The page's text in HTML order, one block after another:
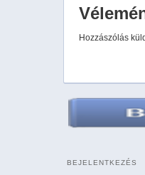
Hozzászólás
BEJELENTKEZÉS